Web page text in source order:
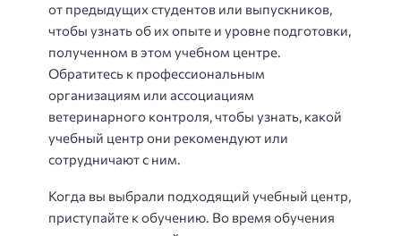
от предыдущих студентов или выпускников,
чтобы узнать об их опыте и уровне подготовки,
полученном в этом учебном центре.
Обратитесь к профессиональным
организациям или ассоциациям
ветеринарного контроля, чтобы узнать, какой
учебный центр они рекомендуют или
сотрудничают с ним.
Когда вы выбрали подходящий учебный центр,
приступайте к обучению. Во время обучения